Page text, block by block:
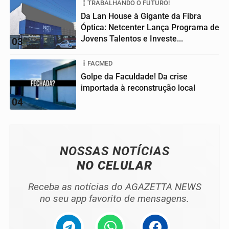
03
TRABALHANDO O FUTURO!
Da Lan House à Gigante da Fibra
Óptica: Netcenter Lança Programa de
Jovens Talentos e Investe...
04
FACMED
Golpe da Faculdade! Da crise
importada à reconstrução local
NOSSAS NOTÍCIAS
NO CELULAR
Receba as notícias do AGAZETTA NEWS
no seu app favorito de mensagens.